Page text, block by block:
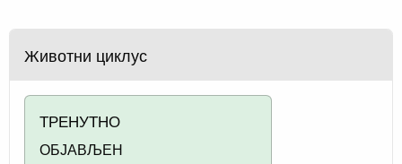
Животни циклус
ТРЕНУТНО
ОБЈАВЉЕН